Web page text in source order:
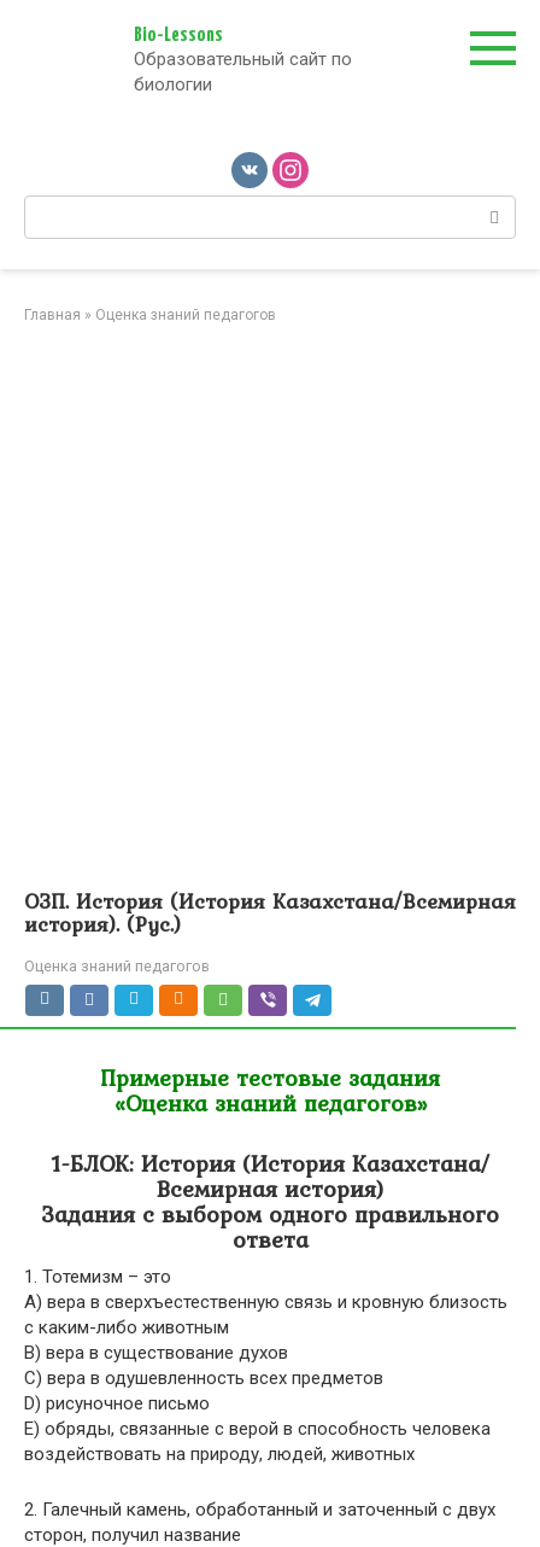
Bio-Lessons
Образовательный сайт по
биологии
Поиск:
Главная » Оценка знаний педагогов
ОЗП. История (История Казахстана/Всемирная
история). (Рус.)
Оценка знаний педагогов
Примерные тестовые задания
«Оценка знаний педагогов»
1-БЛОК: История (История Казахстана/
Всемирная история)
Задания с выбором одного правильного
ответа
1. Тотемизм – это
A) вера в сверхъестественную связь и кровную близость
с каким-либо животным
B) вера в существование духов
C) вера в одушевленность всех предметов
D) рисуночное письмо
E) обряды, связанные с верой в способность человека
воздействовать на природу, людей, животных
2. Галечный камень, обработанный и заточенный с двух
сторон, получил название